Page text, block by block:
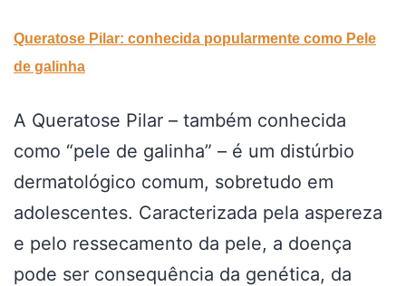
Queratose Pilar: conhecida popularmente como Pele
de galinha
A Queratose Pilar – também conhecida
como “pele de galinha” – é um distúrbio
dermatológico comum, sobretudo em
adolescentes. Caracterizada pela aspereza
e pelo ressecamento da pele, a doença
pode ser consequência da genética, da